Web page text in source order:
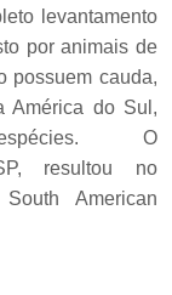
levantamento
por animais de
possuem cauda,
América do Sul,
O
resultou no
American